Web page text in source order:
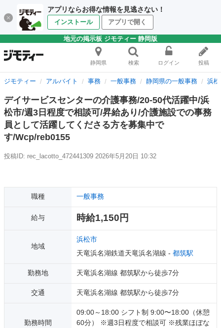
アプリならお得な情報を見逃さない！
インストール アプリで開く
地元の掲示板 ジモティー 静岡版
静岡県 検索 ログイン 投稿
ジモティー アルバイト 事務 一般事務 静岡県の一般事務 浜
デイサービスセンターの介護事務/20-50代活躍中/浜
松市/週3日程度で相談可/昇給あり/介護施設での事務
員として活躍してくださる方を募集中で
す/Wcp/reb0155
投稿ID: rec_lacotto_472441309 2026年5月20日 10:32
職種 一般事務
給与 時給1,150円
地域
浜松市
天竜浜名湖鉄道天竜浜名湖線 - 都筑駅
勤務地 天竜浜名湖線 都筑駅から徒歩7分
交通 天竜浜名湖線 都筑駅から徒歩7分
勤務時間
09:00～18:00 シフト制 9:00〜18:00（休憩
60分） ※週3日程度で相談可 ※残業ほぼな